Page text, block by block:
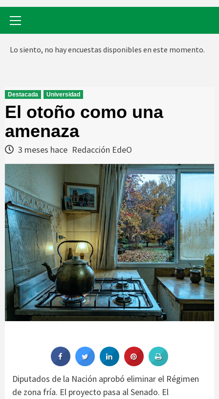
Lo siento, no hay encuestas disponibles en este momento.
Destacada Universidad
El otoño como una
amenaza
3 meses hace Redacción EdeO
Diputados de la Nación aprobó eliminar el Régimen
de zona fría. El proyecto pasa al Senado. El